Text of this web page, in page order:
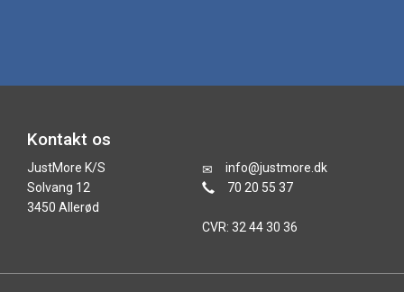
Kontakt os
JustMore K/S
Solvang 12
3450 Allerød
info@justmore.dk
70 20 55 37
CVR: 32 44 30 36